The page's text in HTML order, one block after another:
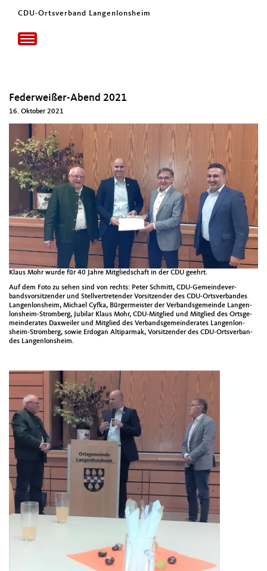
CDU-Ortsverband Langenlonsheim
Toggle
navigation
Federweißer-Abend 2021
16. Oktober 2021
Klaus Mohr wurde für 40 Jahre Mit­glied­schaft in der CDU geehrt.
Auf dem Foto zu sehen sind von rechts: Peter Schmitt, CDU-Gemein­de­ver­
bandsvor­sitzen­der und Stel­lvertre­tender Vor­sitzen­der des CDU-Ortsver­ban­des
Lan­gen­lon­sheim, Michael Cyf­ka, Bürg­er­meis­ter der Ver­bands­ge­meinde Lan­gen­
lon­sheim-Stromberg, Jubi­lar Klaus Mohr, CDU-Mit­glied und Mit­glied des Orts­ge­
mein­der­ates Daxweil­er und Mit­glied des Ver­bands­ge­mein­der­ates Lan­gen­lon­
sheim-Stromberg, sowie Erdo­gan Alti­par­mak, Vor­sitzen­der des CDU-Ortsver­ban­
des Lan­gen­lon­sheim.